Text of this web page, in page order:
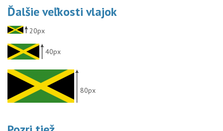
Ďalšie veľkosti vlajok
20px
40px
80px